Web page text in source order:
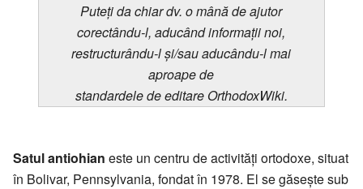
Puteți da chiar dv. o mână de ajutor
corectându-l, aducând informații noi,
restructurându-l și/sau aducându-l mai
aproape de
standardele de editare OrthodoxWiki.
Satul antiohian este un centru de activităţi ortodoxe, situat
în Bolivar, Pennsylvania, fondat în 1978. El se găseşte sub